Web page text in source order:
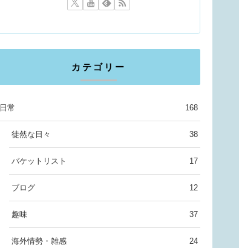
カテゴリー
日常 168
徒然な日々 38
バケットリスト 17
ブログ 12
趣味 37
海外情勢・雑感 24